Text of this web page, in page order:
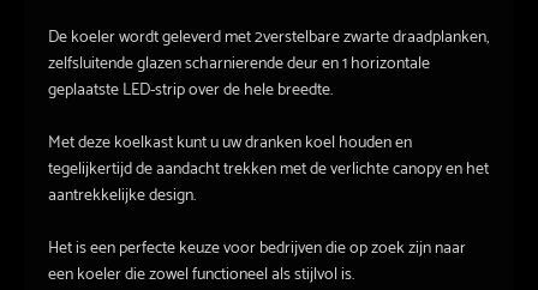
De koeler wordt geleverd met 2verstelbare zwarte draadplanken,
zelfsluitende glazen scharnierende deur en 1 horizontale
geplaatste LED-strip over de hele breedte.
Met deze koelkast kunt u uw dranken koel houden en
tegelijkertijd de aandacht trekken met de verlichte canopy en het
aantrekkelijke design.
Het is een perfecte keuze voor bedrijven die op zoek zijn naar
een koeler die zowel functioneel als stijlvol is.